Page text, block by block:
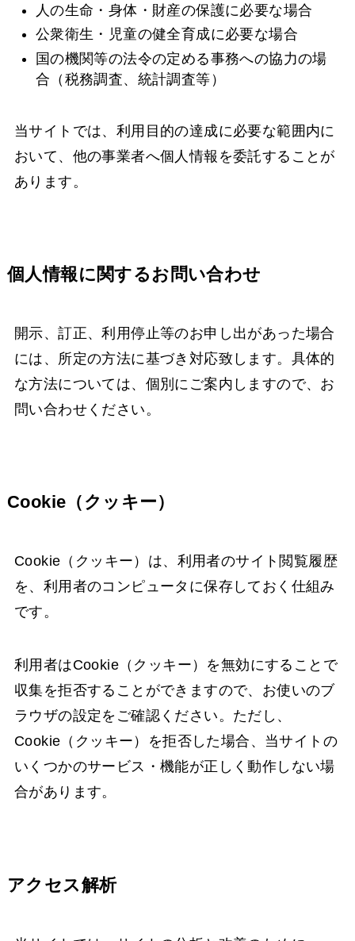
人の生命・身体・財産の保護に必要な場合
公衆衛生・児童の健全育成に必要な場合
国の機関等の法令の定める事務への協力の場
合（税務調査、統計調査等）
当サイトでは、利用目的の達成に必要な範囲内に
おいて、他の事業者へ個人情報を委託することが
あります。
個人情報に関するお問い合わせ
開示、訂正、利用停止等のお申し出があった場合
には、所定の方法に基づき対応致します。具体的
な方法については、個別にご案内しますので、お
問い合わせください。
Cookie（クッキー）
Cookie（クッキー）は、利用者のサイト閲覧履歴
を、利用者のコンピュータに保存しておく仕組み
です。
利用者はCookie（クッキー）を無効にすることで
収集を拒否することができますので、お使いのブ
ラウザの設定をご確認ください。ただし、
Cookie（クッキー）を拒否した場合、当サイトの
いくつかのサービス・機能が正しく動作しない場
合があります。
アクセス解析